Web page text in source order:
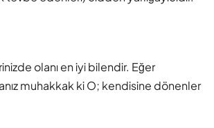
olanı en iyi bilendir. Eğer
muhakkak ki O; kendisine dönenler